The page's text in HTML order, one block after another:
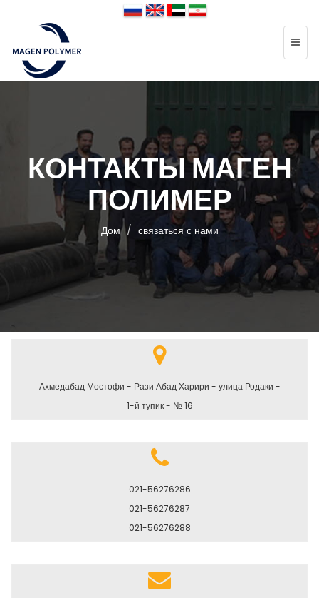
КОНТАКТЫ МАГЕН
ПОЛИМЕР
Дом связаться с нами
Ахмедабад Мостофи - Рази Абад Харири - улица Родаки -
1-й тупик - № 16
021-56276286
021-56276287
021-56276288